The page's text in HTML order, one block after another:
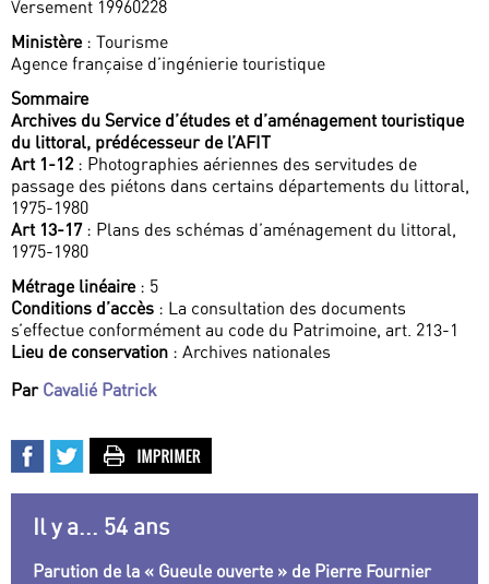
Versement 19960228
Ministère: Tourisme
Agence française d’ingénierie touristique
Sommaire
Archives du Service d’études et d’aménagement touristique
du littoral, prédécesseur de l’AFIT
Art 1-12 : Photographies aériennes des servitudes de
passage des piétons dans certains départements du littoral,
1975-1980
Art 13-17: Plans des schémas d’aménagement du littoral,
1975-1980
Métrage linéaire: 5
Conditions d’accès : La consultation des documents
s’effectue conformément au code du Patrimoine, art. 213-1
Lieu de conservation : Archives nationales
Par Cavalié Patrick
Il y a... 54 ans
Parution de la « Gueule ouverte » de Pierre Fournier